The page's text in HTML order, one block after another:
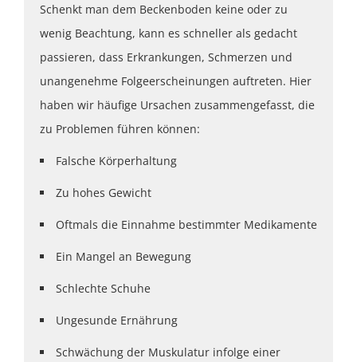
Schenkt man dem Beckenboden keine oder zu
wenig Beachtung, kann es schneller als gedacht
passieren, dass Erkrankungen, Schmerzen und
unangenehme Folgeerscheinungen auftreten. Hier
haben wir häufige Ursachen zusammengefasst, die
zu Problemen führen können:
Falsche Körperhaltung
Zu hohes Gewicht
Oftmals die Einnahme bestimmter Medikamente
Ein Mangel an Bewegung
Schlechte Schuhe
Ungesunde Ernährung
Schwächung der Muskulatur infolge einer